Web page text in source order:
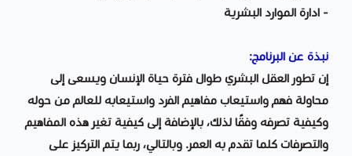
- ادارة الموارد البشرية
نبذة عن البرنامج:
إن تطور العقل البشري طوال فترة حياة الإنسان ويسعى إلى
محاولة فهم واستيعاب مفاهيم الفرد واستيعابه للعالم من حوله
وكيفية تصرفه وفقًا لذلك، بالإضافة إلى كيفية تغير هذه المفاهيم
والتصرفات كلما تقدم به العمر. وبالتالي، ربما يتم التركيز على